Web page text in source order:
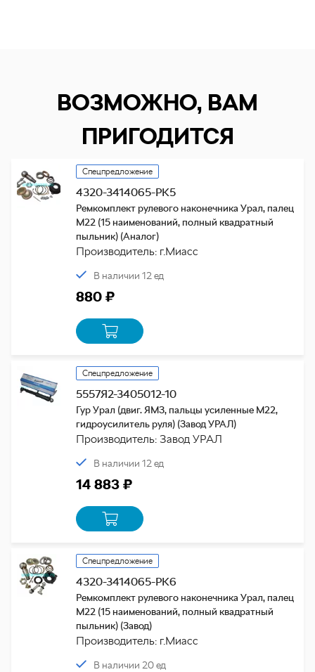
ВОЗМОЖНО, ВАМ
ПРИГОДИТСЯ
Спецпредложение
4320-3414065-РК5
Ремкомплект рулевого наконечника Урал, палец
М22 (15 наименований, полный квадратный
пыльник) (Аналог)
Производитель: г.Миасс
В наличии 12 ед
880 ₽
Спецпредложение
5557Я2-3405012-10
Гур Урал (двиг. ЯМЗ, пальцы усиленные М22,
гидроусилитель руля) (Завод УРАЛ)
Производитель: Завод УРАЛ
В наличии 12 ед
14 883 ₽
Спецпредложение
4320-3414065-РК6
Ремкомплект рулевого наконечника Урал, палец
М22 (15 наименований, полный квадратный
пыльник) (Завод)
Производитель: г.Миасс
В наличии 20 ед